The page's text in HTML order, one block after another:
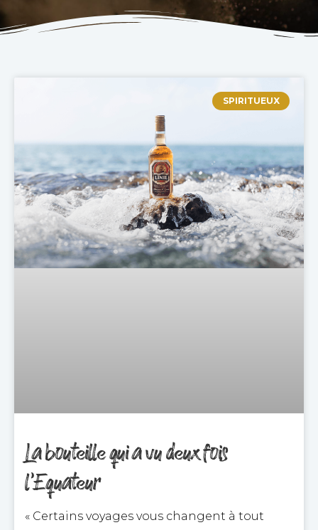
SPIRITUEUX
La bouteille qui a vu deux fois
l’Equateur
« Certains voyages vous changent à tout